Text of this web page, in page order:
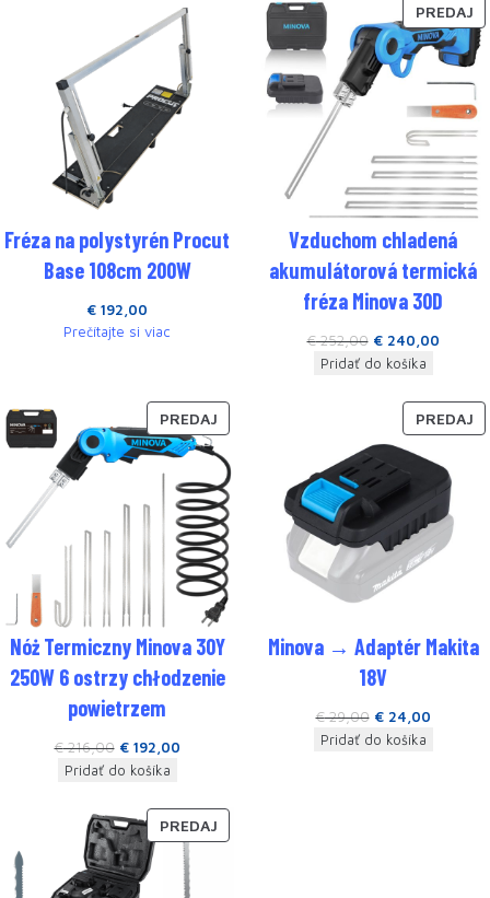
Fréza na polystyrén Procut
Base 108cm 200W
€ 192,00
Prečítajte si viac
PREDAJ
Vzduchom chladená
akumulátorová termická
fréza Minova 30D
€252,00 €240,00
Pridať do košíka
PREDAJ
Nóż Termiczny Minova 30Y
250W 6 ostrzy chłodzenie
powietrzem
€216,00 €192,00
Pridať do košíka
PREDAJ
Minova → Adaptér Makita
18V
€29,00 €24,00
Pridať do košíka
PREDAJ